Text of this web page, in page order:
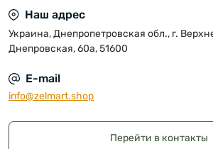
Наш адрес
Украина, Днепропетровская обл., г.
Днепровская, 60а, 51600
E-mail
info@zelmart.shop
Перейти в контакты